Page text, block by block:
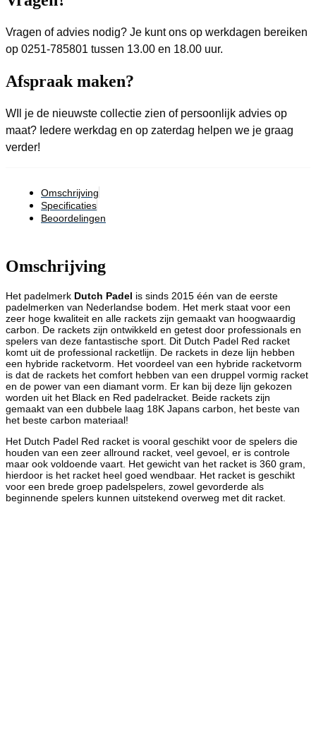
Vragen of advies nodig? Je kunt ons op werkdagen bereiken
op 0251-785801 tussen 13.00 en 18.00 uur.
Afspraak maken?
WIl je de nieuwste collectie zien of persoonlijk advies op
maat? Iedere werkdag en op zaterdag helpen we je graag
verder!
Omschrijving
Specificaties
Beoordelingen
Omschrijving
Het padelmerk Dutch Padel is sinds 2015 één van de eerste
padelmerken van Nederlandse bodem. Het merk staat voor een
zeer hoge kwaliteit en alle rackets zijn gemaakt van hoogwaardig
carbon. De rackets zijn ontwikkeld en getest door professionals en
spelers van deze fantastische sport. Dit Dutch Padel Red racket
komt uit de professional racketlijn. De rackets in deze lijn hebben
een hybride racketvorm. Het voordeel van een hybride racketvorm
is dat de rackets het comfort hebben van een druppel vormig racket
en de power van een diamant vorm. Er kan bij deze lijn gekozen
worden uit het Black en Red padelracket. Beide rackets zijn
gemaakt van een dubbele laag 18K Japans carbon, het beste van
het beste carbon materiaal!
Het Dutch Padel Red racket is vooral geschikt voor de spelers die
houden van een zeer allround racket, veel gevoel, er is controle
maar ook voldoende vaart. Het gewicht van het racket is 360 gram,
hierdoor is het racket heel goed wendbaar. Het racket is geschikt
voor een brede groep padelspelers, zowel gevorderde als
beginnende spelers kunnen uitstekend overweg met dit racket.